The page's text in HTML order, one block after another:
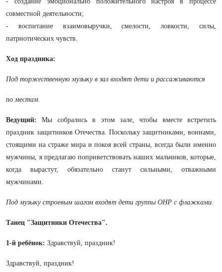
совместной деятельности;
- воспитание взаимовыручки, смелости, ловкости, силы,
патриотических чувств.
Ход праздника:
Под торжественную музыку в зал входят дети и рассаживаются
по местам.
Ведущий: Мы собрались в этом зале, чтобы вместе встретить
праздник защитников Отечества. Поскольку защитниками, воинами,
стоящими на страже мира и покоя всей страны, всегда были именно
мужчины, я предлагаю поприветствовать наших мальчиков, которые,
когда вырастут, обязательно станут сильными, отважными
мужчинами.
Под музыку строевым шагом входят дети группы ОНР с флажками.
Танец "Защитники Отечества".
1-й ребёнок: Здравствуй, праздник!
Здравствуй, праздник!